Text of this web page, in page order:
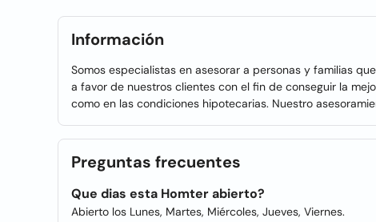
Información
Somos especialistas en asesorar a personas y familias
a favor de nuestros clientes con el fin de conseguir la
como en las condiciones hipotecarias. Nuestro
Preguntas frecuentes
Que dias esta Homter abierto?
Abierto los Lunes, Martes, Miércoles, Jueves, Viernes.